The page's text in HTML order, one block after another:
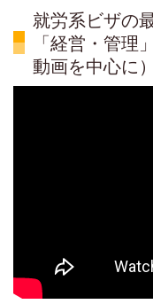
就労系ビザの
「経営・管理
動画を中心に）